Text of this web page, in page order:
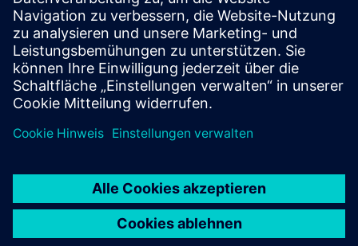
Press | Company | Siemens
© Siemens 1996 – 2026
Corporate Information
Privacy Notice
Cookie Notice
Digital ID